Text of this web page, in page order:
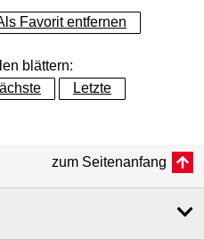
Favorit entfernen
blättern:
Letzte
zum Seitenanfang